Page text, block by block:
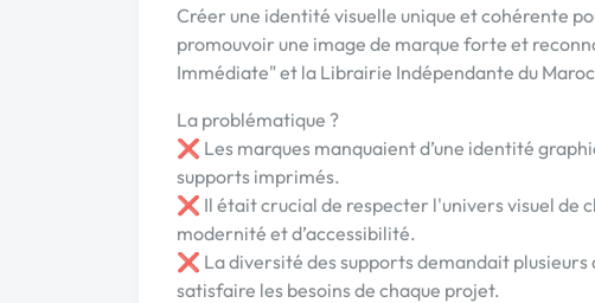
Créer une identité visuelle unique et cohérente
promouvoir une image de marque forte et
Immédiate" et la Librairie Indépendante du
La problématique ?
❌ Les marques manquaient d’une identité
supports imprimés.
❌ Il était crucial de respecter l'univers visuel de
modernité et d’accessibilité.
❌ La diversité des supports demandait
satisfaire les besoins de chaque projet.